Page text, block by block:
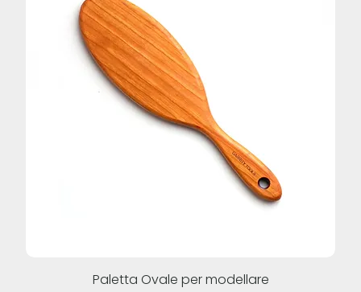
Paletta Ovale per modellare